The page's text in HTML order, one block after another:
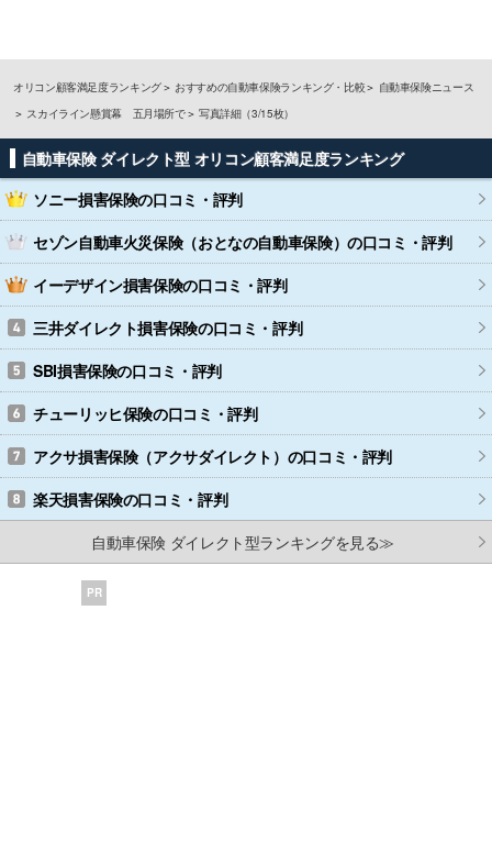
オリコン顧客満足度ランキング おすすめの自動車保険ランキング・比較
自動車保険ニュース
スカイライン懸賞幕 五月場所で
写真詳細（3/15枚）
自動車保険 ダイレクト型 オリコン顧客満足度ランキング
ソニー損害保険の口コミ・評判
セゾン自動車火災保険（おとなの自動車保険）の口コミ・評判
イーデザイン損害保険の口コミ・評判
三井ダイレクト損害保険の口コミ・評判
SBI損害保険の口コミ・評判
チューリッヒ保険の口コミ・評判
アクサ損害保険（アクサダイレクト） の口コミ・評判
楽天損害保険の口コミ・評判
自動車保険 ダイレクト型ランキングを見る≫
PR